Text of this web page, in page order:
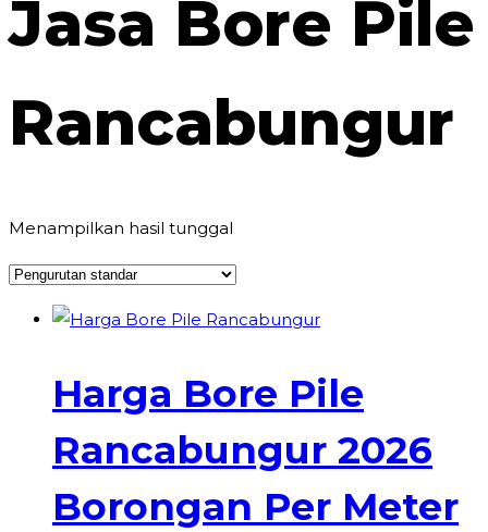
Jasa Bore Pile
Rancabungur
Menampilkan hasil tunggal
Harga Bore Pile
Rancabungur 2026
Borongan Per Meter